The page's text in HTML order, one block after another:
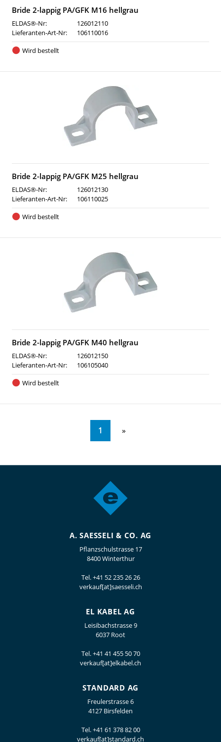
Bride 2-lappig PA/GFK M16 hellgrau
ELDAS®-Nr:
126012110
Lieferanten-Art-Nr:
106110016
Wird bestellt
Bride 2-lappig PA/GFK M25 hellgrau
ELDAS®-Nr:
126012130
Lieferanten-Art-Nr:
106110025
Wird bestellt
Bride 2-lappig PA/GFK M40 hellgrau
ELDAS®-Nr:
126012150
Lieferanten-Art-Nr:
106105040
Wird bestellt
1
A. SAESSELI & CO. AG
Pflanzschulstrasse 17
8400 Winterthur
Tel.+41 52 235 26 26
verkauf[at]saesseli.ch
EL KABEL AG
Leisibachstrasse 9
6037 Root
Tel.+41 41 455 50 70
verkauf[at]elkabel.ch
STANDARD AG
Freulerstrasse 6
4127 Birsfelden
Tel.+41 61 378 82 00
verkauf[at]standard.ch